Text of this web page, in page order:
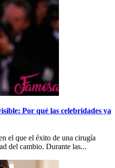
Por qué las celebridades ya
el que el éxito de una cirugía
del cambio. Durante las...